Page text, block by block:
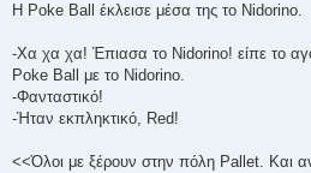
Η Poke Ball έκλεισε μέσα της το Nidorino.
-Χα χα χα! Έπιασα το Nidorino! είπε το
Poke Ball με το Nidorino.
-Φανταστικό!
-Ήταν εκπληκτικό, Red!
<<Όλοι με ξέρουν στην πόλη Pallet. Και